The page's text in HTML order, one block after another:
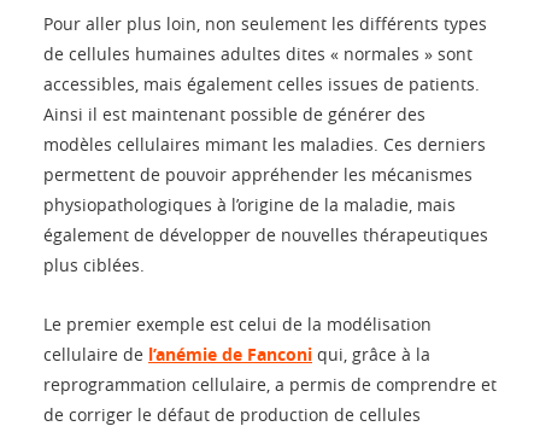
Pour aller plus loin, non seulement les différents types
de cellules humaines adultes dites « normales » sont
accessibles, mais également celles issues de patients.
Ainsi il est maintenant possible de générer des
modèles cellulaires mimant les maladies. Ces derniers
permettent de pouvoir appréhender les mécanismes
physiopathologiques à l’origine de la maladie, mais
également de développer de nouvelles thérapeutiques
plus ciblées.
Le premier exemple est celui de la modélisation
cellulaire de l’anémie de Fanconi qui, grâce à la
reprogrammation cellulaire, a permis de comprendre et
de corriger le défaut de production de cellules